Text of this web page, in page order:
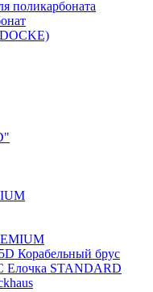
поликарбоната
Корабельный брус
Елочка STANDARD